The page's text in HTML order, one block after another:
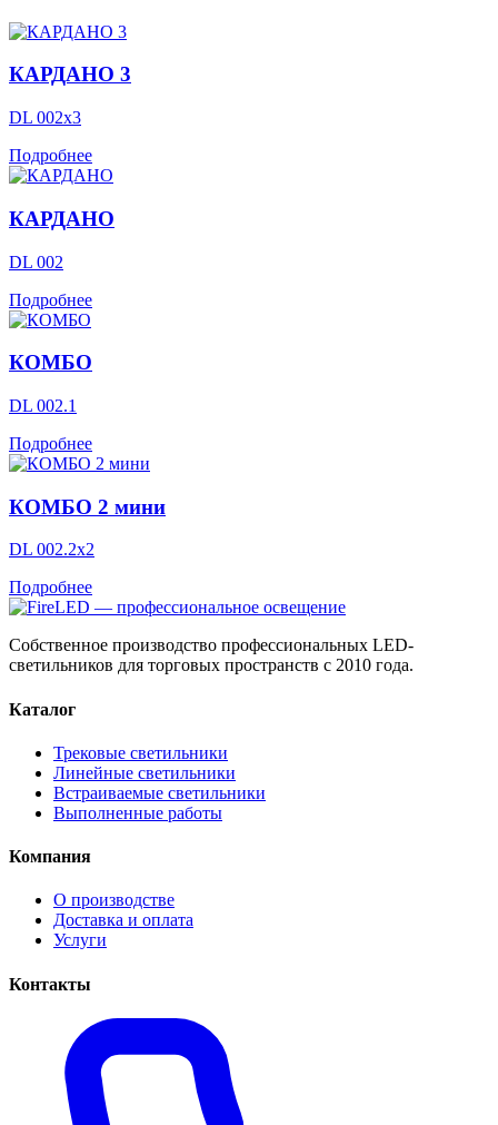
КАРДАНО 3
DL 002х3
Подробнее
КАРДАНО
DL 002
Подробнее
КОМБО
DL 002.1
Подробнее
КОМБО 2 мини
DL 002.2х2
Подробнее
Собственное производство профессиональных LED-
светильников для торговых пространств с 2010 года.
Каталог
Трековые светильники
Линейные светильники
Встраиваемые светильники
Выполненные работы
Компания
О производстве
Доставка и оплата
Услуги
Контакты